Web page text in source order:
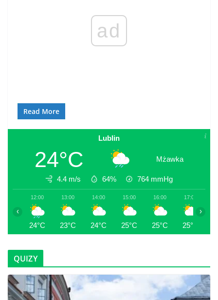
ad
Read More
Lublin
24°C Mżawka
4.4 m/s 64% 764 mmHg
12:00
24°C
13:00
23°C
14:00
24°C
15:00
25°C
16:00
25°C
17:00
25°C
‹ ›
QUIZY